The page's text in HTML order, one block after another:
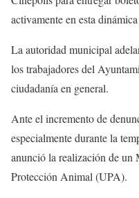
activamente en esta
La autoridad municipal
los trabajadores del
ciudadanía en general.
Ante el incremento de
especialmente durante la
anunció la realización de un
Protección Animal (UPA).